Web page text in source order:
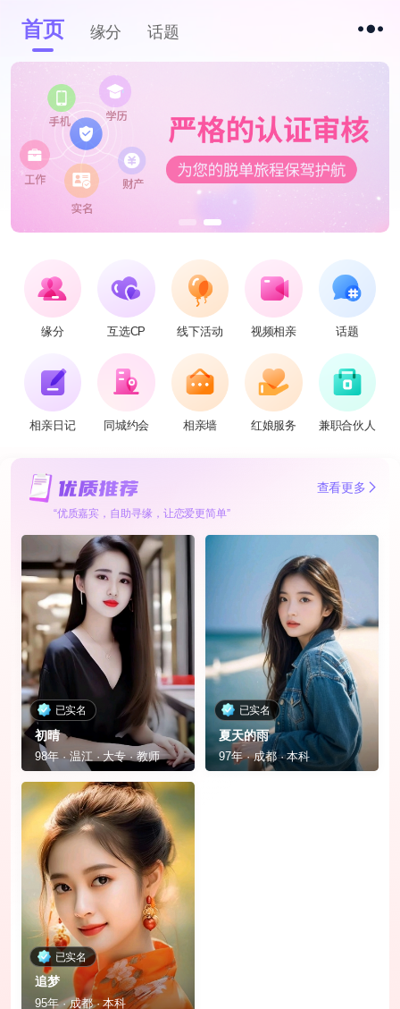
首页 缘分 话题
缘分 互选CP 线下活动 视频相亲 话题
相亲日记 同城约会 相亲墙 红娘服务 兼职合伙人
查看更多
“优质嘉宾，自助寻缘，让恋爱更简单”
已实名
初晴
98年 · 温江 · 大专 · 教师
已实名
夏天的雨
97年 · 成都 · 本科
已实名
追梦
95年 · 成都 · 本科